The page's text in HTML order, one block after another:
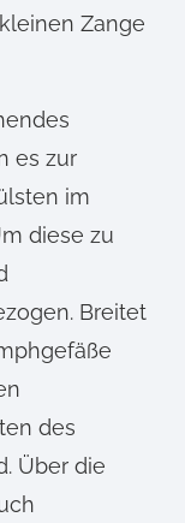
Zange
es zur
im
diese zu
Breitet
des
Über die